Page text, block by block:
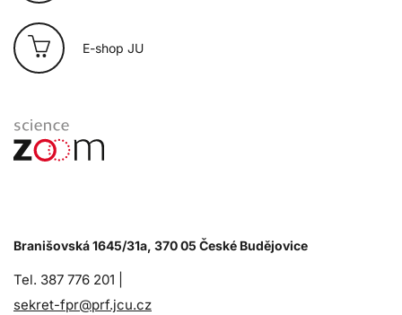
E-shop JU
Branišovská 1645/31a, 370 05 České Budějovice
Tel. 387 776 201 |
sekret-fpr@prf.jcu.cz